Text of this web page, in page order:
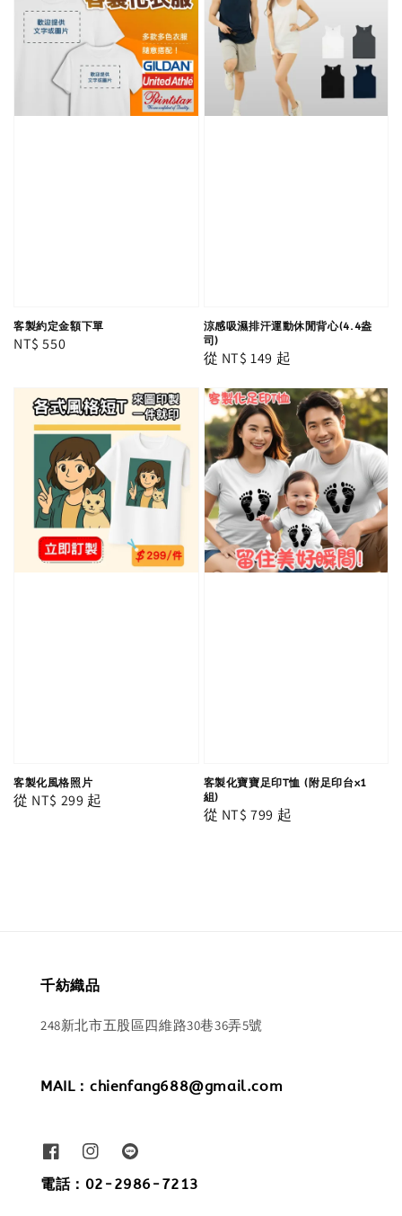
客製約定金額下單
Regular
NT$ 550
涼感吸濕排汗運動休閒背心(4.4盎
司)
Regular
從 NT$ 149 起
客製化風格照片
Regular
從 NT$ 299 起
客製化寶寶足印T恤 (附足印台x1
組)
Regular
從 NT$ 799 起
千紡織品
248新北市五股區四維路30巷36弄5號
MAIL：chienfang688@gmail.com
電話：02-2986-7213